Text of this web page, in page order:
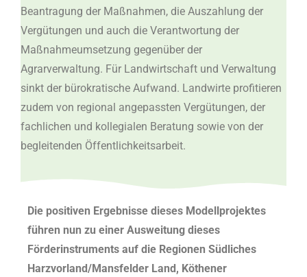
Beantragung der Maßnahmen, die Auszahlung der
Vergütungen und auch die Verantwortung der
Maßnahmeumsetzung gegenüber der
Agrarverwaltung. Für Landwirtschaft und Verwaltung
sinkt der bürokratische Aufwand. Landwirte profitieren
zudem von regional angepassten Vergütungen, der
fachlichen und kollegialen Beratung sowie von der
begleitenden Öffentlichkeitsarbeit.
Die positiven Ergebnisse dieses Modellprojektes
führen nun zu einer Ausweitung dieses
Förderinstruments auf die Regionen Südliches
Harzvorland/Mansfelder Land, Köthener